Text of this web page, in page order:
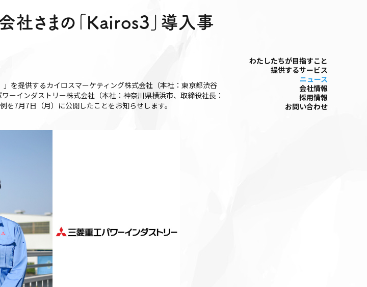
社さまの「Kairos3」導入事
」を提供するカイロスマーケティング株式会社（本社：東京都渋谷
ーインダストリー株式会社（本社：神奈川県横浜市、取締役社長：
7月7日（月）に公開したことをお知らせします。
わたしたちが⽬指すこと
提供するサービス
ニュース
会社情報
採⽤情報
お問い合わせ